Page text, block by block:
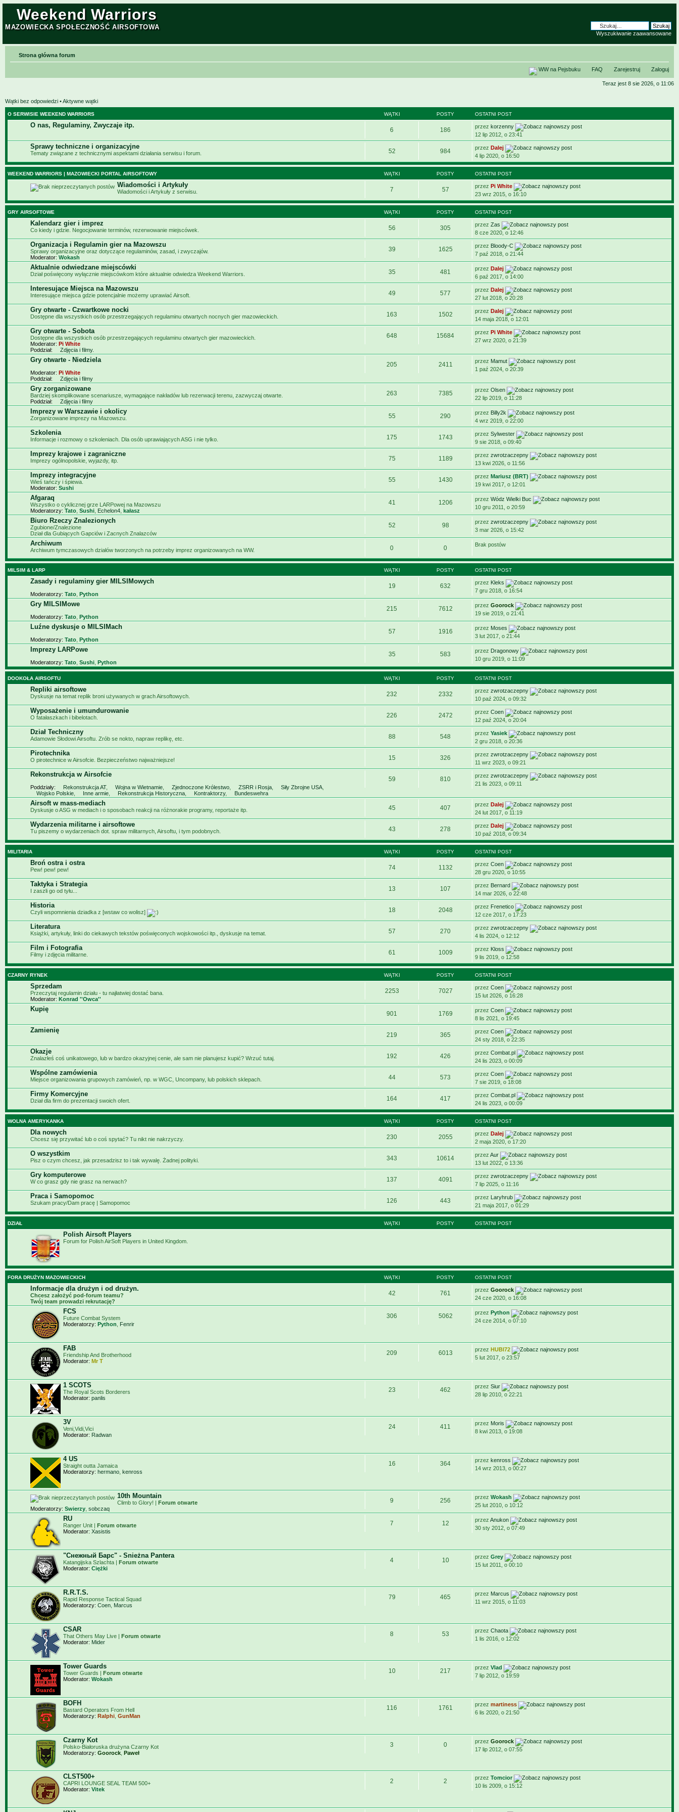
Weekend Warriors
MAZOWIECKA SPOŁECZNOŚĆ AIRSOFTOWA
Wyszukiwanie zaawansowane
Strona główna forum
WW na Pejsbuku FAQ Zarejestruj Zaloguj
Teraz jest 8 sie 2026, o 11:06
Wątki bez odpowiedzi •Aktywne wątki
O SERWISIE WEEKEND WARRIORS WĄTKI POSTY OSTATNI POST
O nas, Regulaminy, Zwyczaje itp.
6 186 przezkorzenny
12 lip 2012, o 23:41
Sprawy techniczne i organizacyjne
Tematy związane z technicznymi aspektami działania serwisu i forum. 52 984 przezDalej
4 lip 2020, o 16:50
WEEKEND WARRIORS | MAZOWIECKI PORTAL AIRSOFTOWY WĄTKI POSTY OSTATNI POST
Wiadomości i Artykuły
Wiadomości i Artykuły z serwisu. 7 57 przezPi White
23 wrz 2015, o 16:10
GRY AIRSOFTOWE WĄTKI POSTY OSTATNI POST
Kalendarz gier i imprez
Co kiedy i gdzie. Negocjowanie terminów, rezerwowanie miejscówek. 56 305 przezZas
8 cze 2020, o 12:46
Organizacja i Regulamin gier na Mazowszu
Sprawy organizacyjne oraz dotyczące regulaminów, zasad, i zwyczajów.
Moderator: Wokash
39 1625 przez Bloody-C
7 paź 2018, o 21:44
Aktualnie odwiedzane miejscówki
Dział poświęcony wyłącznie miejscówkom które aktualnie odwiedza Weekend Warriors. 35 481 przezDalej
6 paź 2017, o 14:00
Interesujące Miejsca na Mazowszu
Interesujące miejsca gdzie potencjalnie możemy uprawiać Airsoft. 49 577 przezDalej
27 lut 2018, o 20:28
Gry otwarte - Czwartkowe nocki
Dostępne dla wszystkich osób przestrzegających regulaminu otwartych nocnych gier mazowieckich. 163 1502 przezDalej
14 maja 2018, o 12:01
Gry otwarte - Sobota
Dostępne dla wszystkich osób przestrzegających regulaminu otwartych gier mazowieckich.
Moderator: Pi White
Poddział:
Zdjęcia i filmy.
648 15684 przezPi White
27 wrz 2020, o 21:39
Gry otwarte - Niedziela
Moderator: Pi White
Poddział:
Zdjęcia i filmy
205 2411 przez Mamut
1 paź 2024, o 20:39
Gry zorganizowane
Bardziej skomplikowane scenariusze, wymagające nakładów lub rezerwacji terenu, zazwyczaj otwarte.
Poddział:
Zdjęcia i filmy
263 7385 przezOlsen
22 lip 2019, o 11:28
Imprezy w Warszawie i okolicy
Zorganizowane imprezy na Mazowszu. 55 290 przez Billy2k
4 wrz 2019, o 22:00
Szkolenia
Informacje i rozmowy o szkoleniach. Dla osób uprawiających ASG i nie tylko. 175 1743 przezSylwester
9 sie 2018, o 09:40
Imprezy krajowe i zagraniczne
Imprezy ogólnopolskie, wyjazdy, itp. 75 1189 przezzwrotzaczepny
13 kwi 2026, o 11:56
Imprezy integracyjne
Wieś tańczy i śpiewa.
Moderator: Sushi
55 1430 przezMariusz (BRT)
19 kwi 2017, o 12:01
Afgaraq
Wszystko o cyklicznej grze LARPowej na Mazowszu
Moderatorzy: Tato Sushi Echelon4 kałasz
41 1206 przezWódz Wielki Buc
10 gru 2011, o 20:59
Biuro Rzeczy Znalezionych
Zgubione/Znalezione
Dział dla Gubiących Gapciów i Zacnych Znalazców
52 98 przezzwrotzaczepny
3 mar 2026, o 15:42
Archiwum
Archiwum tymczasowych działów tworzonych na potrzeby imprez organizowanych na WW. 0 0 Brak postów
MILSIM & LARP WĄTKI POSTY OSTATNI POST
Zasady i regulaminy gier MILSIMowych
Moderatorzy: Tato Python
19 632 przez Kleks
7 gru 2018, o 16:54
Gry MILSIMowe
Moderatorzy: Tato Python
215 7612 przezGoorock
19 sie 2019, o 21:41
Luźne dyskusje o MILSIMach
Moderatorzy: Tato Python
57 1916 przez Moses
3 lut 2017, o 21:44
Imprezy LARPowe
Moderatorzy: Tato Sushi Python
35 583 przez Dragonowy
10 gru 2019, o 11:09
DOOKOŁA AIRSOFTU WĄTKI POSTY OSTATNI POST
Repliki airsoftowe
Dyskusje na temat replik broni używanych w grach Airsoftowych. 232 2332 przezzwrotzaczepny
10 paź 2024, o 09:32
Wyposażenie i umundurowanie
O fatałaszkach i bibelotach. 226 2472 przezCoen
12 paź 2024, o 20:04
Dział Techniczny
Adamowie Słodowi Airsoftu. Zrób se nokto, napraw replikę, etc. 88 548 przezYasiek
2 gru 2018, o 20:36
Pirotechnika
O pirotechnice w Airsofcie. Bezpieczeństwo najważniejsze! 15 326 przezzwrotzaczepny
11 wrz 2023, o 09:21
Rekonstrukcja w Airsofcie
Poddziały: Rekonstrukcja AT, Wojna w Wietnamie Zjednoczone Królestwo ZSRR i Rosja Siły Zbrojne USA
Wojsko Polskie
Inne armie Rekonstrukcja Historyczna Kontraktorzy, Bundeswehra
59 810 przezzwrotzaczepny
21 lis 2023, o 09:11
Airsoft w mass-mediach
Dyskusje o ASG w mediach i o sposobach reakcji na różnorakie programy, reportaże itp. 45 407 przezDalej
24 lut 2017, o 11:19
Wydarzenia militarne i airsoftowe
Tu piszemy o wydarzeniach dot. spraw militarnych, Airsoftu, i tym podobnych. 43 278 przezDalej
10 paź 2018, o 09:34
MILITARIA WĄTKI POSTY OSTATNI POST
Broń ostra i ostra
Pew! pew! pew! 74 1132 przezCoen
28 gru 2020, o 10:55
Taktyka i Strategia
I zaszli go od tyłu... 13 107 przez Bernard
14 mar 2026, o 22:48
Historia
Czyli wspomnienia dziadka z [wstaw co wolisz] 18 2048 przez Frenetico
12 cze 2017, o 17:23
Literatura
Książki, artykuły, linki do ciekawych tekstów poświęconych wojskowości itp., dyskusje na temat. 57 270 przezzwrotzaczepny
4 lis 2024, o 12:12
Film i Fotografia
Filmy i zdjęcia militarne. 61 1009 przez Kloss
9 lis 2019, o 12:58
CZARNY RYNEK WĄTKI POSTY OSTATNI POST
Sprzedam
Przeczytaj regulamin działu - tu najłatwiej dostać bana.
Moderator: Konrad ''Owca''
2253 7027 przezCoen
15 lut 2026, o 16:28
Kupię
901 1769 przezCoen
8 lis 2021, o 19:45
Zamienię
219 365 przezCoen
24 sty 2018, o 22:35
Okazje
Znalazłeś coś unikatowego, lub w bardzo okazyjnej cenie, ale sam nie planujesz kupić? Wrzuć tutaj. 192 426 przezCombat.pl
24 lis 2023, o 00:09
Wspólne zamówienia
Miejsce organizowania grupowych zamówień, np. w WGC, Uncompany, lub polskich sklepach. 44 573 przezCoen
7 sie 2019, o 18:08
Firmy Komercyjne
Dział dla firm do prezentacji swoich ofert. 164 417 przezCombat.pl
24 lis 2023, o 00:09
WOLNA AMERYKANKA WĄTKI POSTY OSTATNI POST
Dla nowych
Chcesz się przywitać lub o coś spytać? Tu nikt nie nakrzyczy. 230 2055 przezDalej
2 maja 2020, o 17:20
O wszystkim
Pisz o czym chcesz, jak przesadzisz to i tak wywalę. Żadnej polityki. 343 10614 przezAur
13 lut 2022, o 13:36
Gry komputerowe
W co grasz gdy nie grasz na nerwach? 137 4091 przezzwrotzaczepny
7 lip 2025, o 11:16
Praca i Samopomoc
Szukam pracy/Dam pracę | Samopomoc 126 443 przez Laryhrub
21 maja 2017, o 01:29
DZIAŁ WĄTKI POSTY OSTATNI POST
Polish Airsoft Players
Forum for Polish AirSoft Players in United Kingdom.
FORA DRUŻYN MAZOWIECKICH WĄTKI POSTY OSTATNI POST
Informacje dla drużyn i od drużyn.
Chcesz założyć pod-forum teamu?
Twój team prowadzi rekrutację?
42 761 przezGoorock
24 cze 2020, o 16:08
FCS
Future Combat System
Moderatorzy: Python Fenrir
306 5062 przezPython
24 cze 2014, o 07:10
FAB
Friendship And Brotherhood
Moderator: Mr T
209 6013 przezHUBI72
5 lut 2017, o 23:57
1 SCOTS
The Royal Scots Borderers
Moderator: panlis
23 462 przezSiur
28 lip 2010, o 22:21
3V
Veni,Vidi,Vici
Moderator: Radwan
24 411 przez Moris
8 kwi 2013, o 19:08
4 US
Straight outta Jamaica
Moderatorzy: hermano kenross
16 364 przezkenross
14 wrz 2013, o 00:27
10th Mountain
Climb to Glory! | Forum otwarte
Moderatorzy: Swierzy sobczaq
9 256 przezWokash
25 lut 2010, o 10:12
RU
Ranger Unit | Forum otwarte
Moderator: Xasistis
7 12 przezAnukon
30 sty 2012, o 07:49
"Снежный Барс" - Snieżna Pantera
Katangijska Szlachta | Forum otwarte
Moderator: Ciężki
4 10 przezGrey
15 lut 2011, o 00:10
R.R.T.S.
Rapid Response Tactical Squad
Moderatorzy: Coen Marcus
79 465 przez Marcus
11 wrz 2015, o 11:03
CSAR
That Others May Live | Forum otwarte
Moderator: Mider
8 53 przezChaota
1 lis 2016, o 12:02
Tower Guards
Tower Guards | Forum otwarte
Moderator: Wokash
10 217 przezVlad
7 lip 2012, o 19:59
BOFH
Bastard Operators From Hell
Moderatorzy: Ralphi GunMan
116 1761 przezmartiness
6 lis 2020, o 21:50
Czarny Kot
Polsko-Białoruska drużyna Czarny Kot
Moderatorzy: Goorock Paweł
3 0 przezGoorock
17 lip 2012, o 07:55
CLST500+
CAPRI LOUNGE SEAL TEAM 500+
Moderator: Vitek
2 2 przezTomcior
10 lis 2009, o 15:12